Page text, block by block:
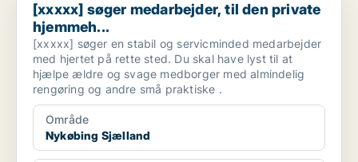
[xxxxx] søger medarbejder, til den private
hjemmeh...
[xxxxx] søger en stabil og servicminded medarbejder
med hjertet på rette sted. Du skal have lyst til at
hjælpe ældre og svage medborger med almindelig
rengøring og andre små praktiske .
Område
Nykøbing Sjælland